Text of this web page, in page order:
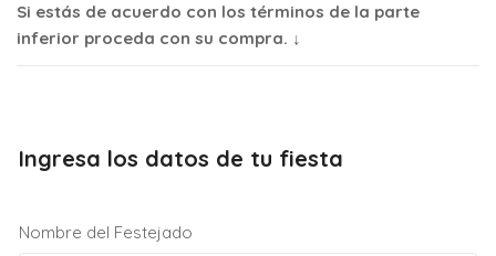
Si estás de acuerdo con los términos de la parte
inferior proceda con su compra. ↓
Ingresa los datos de tu fiesta
Nombre del Festejado